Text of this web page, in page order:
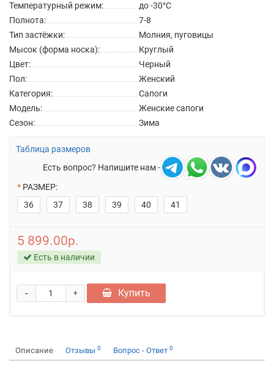
Температурный режим:
до -30°C
Полнота:
7-8
Тип застёжки:
Молния, пуговицы
Мысок (форма носка):
Круглый
Цвет:
Черный
Пол:
Женский
Категория:
Сапоги
Модель:
Женские сапоги
Сезон:
Зима
Таблица размеров
Есть вопрос? Напишите нам -
РАЗМЕР:
36
37 38 39 40 41
5 899.00р.
Есть в наличии
+
- Купить
Описание Отзывы 0 Вопрос - Ответ 0